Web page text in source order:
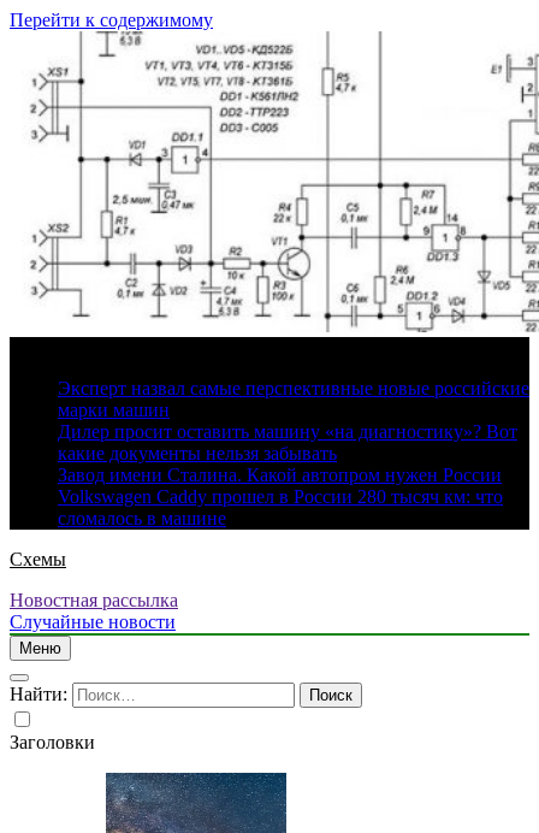
Перейти к содержимому
Эксперт назвал самые перспективные новые российские
марки машин
Дилер просит оставить машину «на диагностику»? Вот
какие документы нельзя забывать
Завод имени Сталина. Какой автопром нужен России
Volkswagen Caddy прошел в России 280 тысяч км: что
сломалось в машине
Схемы
Новостная рассылка
Случайные новости
Меню
Найти:
Заголовки